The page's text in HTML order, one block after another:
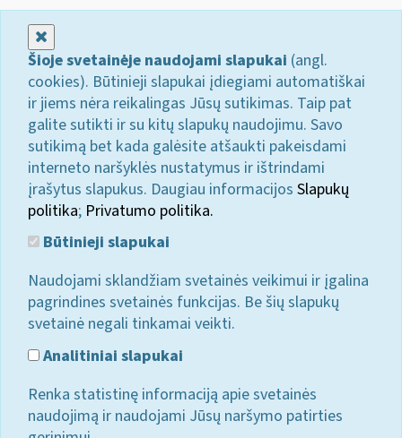
Šioje svetainėje naudojami slapukai (angl.
cookies). Būtinieji slapukai įdiegiami automatiškai
ir jiems nėra reikalingas Jūsų sutikimas. Taip pat
galite sutikti ir su kitų slapukų naudojimu. Savo
sutikimą bet kada galėsite atšaukti pakeisdami
interneto naršyklės nustatymus ir ištrindami
įrašytus slapukus. Daugiau informacijos Slapukų
politika; Privatumo politika.
Būtinieji slapukai
Naudojami sklandžiam svetainės veikimui ir įgalina
pagrindines svetainės funkcijas. Be šių slapukų
svetainė negali tinkamai veikti.
Analitiniai slapukai
Renka statistinę informaciją apie svetainės
naudojimą ir naudojami Jūsų naršymo patirties